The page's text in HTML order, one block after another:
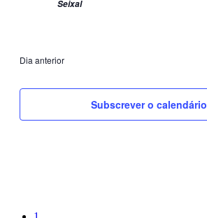
Seixal
Dia anterior
Subscrever o calendário
Página